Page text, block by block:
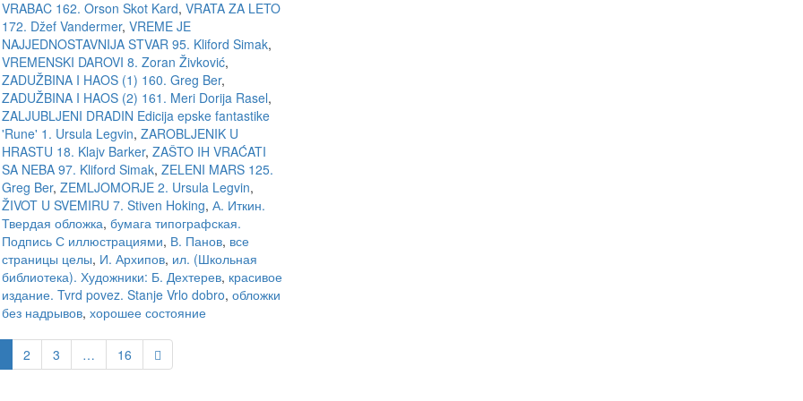
VRABAC 162. Orson Skot Kard, VRATA ZA LETO
172. Džef Vandermer, VREME JE
NAJJEDNOSTAVNIJA STVAR 95. Kliford Simak,
VREMENSKI DAROVI 8. Zoran Živković,
ZADUŽBINA I HAOS (1) 160. Greg Ber,
ZADUŽBINA I HAOS (2) 161. Meri Dorija Rasel,
ZALJUBLJENI DRADIN Edicija epske fantastike
'Rune' 1. Ursula Legvin, ZAROBLJENIK U
HRASTU 18. Klajv Barker, ZAŠTO IH VRAĆATI
SA NEBA 97. Kliford Simak, ZELENI MARS 125.
Greg Ber, ZEMLJOMORJE 2. Ursula Legvin,
ŽIVOT U SVEMIRU 7. Stiven Hoking, А. Иткин.
Твердая обложка, бумага типографская.
Подпись С иллюстрациями, В. Панов, все
страницы целы, И. Архипов, ил. (Школьная
библиотека). Художники: Б. Дехтерев, красивое
издание. Tvrd povez. Stanje Vrlo dobro, обложки
без надрывов, хорошее состояние
2 3 … 16